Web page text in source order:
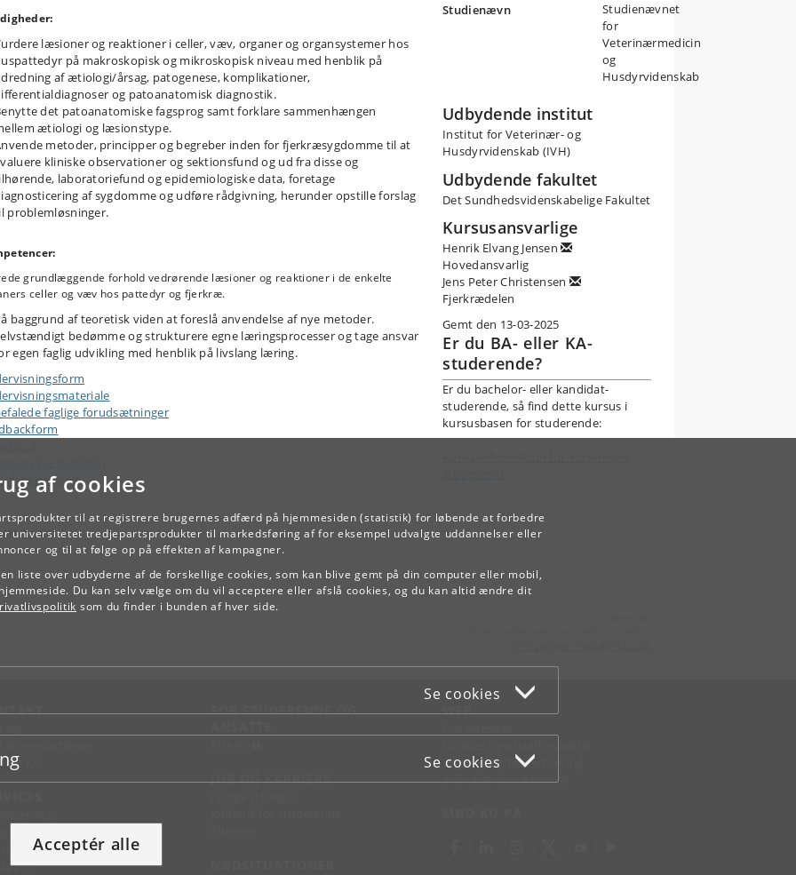
af cookies
til at registrere brugernes adfærd på hjemmesiden (statistik) for løbende at forbedre
universitetet tredjepartsprodukter til markedsføring af for eksempel udvalgte uddannelser eller
og til at følge op på effekten af kampagner.
liste over udbyderne af de forskellige cookies, som kan blive gemt på din computer eller mobil,
Du kan selv vælge om du vil acceptere eller afslå cookies, og du kan altid ændre dit
som du finder i bunden af hver side.
Se cookies
Se cookies
Acceptér alle
læsioner og reaktioner i celler, væv, organer og organsystemer hos
på makroskopisk og mikroskopisk niveau med henblik på
af ætiologi/årsag, patogenese, komplikationer,
og patoanatomisk diagnostik.
det patoanatomiske fagsprog samt forklare sammenhængen
ætiologi og læsionstype.
metoder, principper og begreber inden for fjerkræsygdomme til at
kliniske observationer og sektionsfund og ud fra disse og
laboratoriefund og epidemiologiske data, foretage
af sygdomme og udføre rådgivning, herunder opstille forslag
problemløsninger.
grundlæggende forhold vedrørende læsioner og reaktioner i de enkelte
celler og væv hos pattedyr og fjerkræ.
baggrund af teoretisk viden at foreslå anvendelse af nye metoder.
bedømme og strukturere egne læringsprocesser og tage ansvar
egen faglig udvikling med henblik på livslang læring.
faglige forudsætninger
Studienævn
Studienævnet
for
Veterinærmedicin
og
Husdyrvidenskab
Udbydende institut
Institut for Veterinær- og
Husdyrvidenskab (IVH)
Udbydende fakultet
Det Sundhedsvidenskabelige Fakultet
Kursusansvarlige
Henrik Elvang Jensen
Hovedansvarlig
Jens Peter Christensen
Fjerkrædelen
Gemt den 13-03-2025
Er du BA- eller KA-
studerende?
Er du bachelor- eller kandidat-
studerende, så find dette kursus i
kursusbasen for studerende:
TILBAGE
KU
FOR STUDERENDE OG
JOB OG KARRIERE
WEB
Tilgængelighedserklæring
Informationssikkerhed